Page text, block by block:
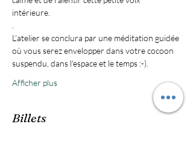
intérieure.
L'atelier se conclura par une méditation guidée
où vous serez envelopper dans votre cocoon
suspendu, dans l'espace et le temps :-).
Afficher plus
Billets